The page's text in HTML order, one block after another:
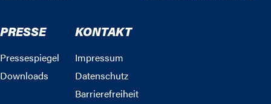
PRESSE
Pressespiegel
Downloads
KONTAKT
Impressum
Datenschutz
Barrierefreiheit